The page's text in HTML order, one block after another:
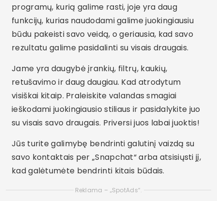
programų, kurią galime rasti, joje yra daug
funkcijų, kurias naudodami galime juokingiausiu
būdu pakeisti savo veidą, o geriausia, kad savo
rezultatu galime pasidalinti su visais draugais.
Jame yra daugybė įrankių, filtrų, kaukių,
retušavimo ir daug daugiau. Kad atrodytum
visiškai kitaip. Praleiskite valandas smagiai
ieškodami juokingiausio stiliaus ir pasidalykite juo
su visais savo draugais. Priversi juos labai juoktis!
Jūs turite galimybę bendrinti galutinį vaizdą su
savo kontaktais per „Snapchat“ arba atsisiųsti jį,
kad galėtumėte bendrinti kitais būdais.
Reklama – „SpotAds“.